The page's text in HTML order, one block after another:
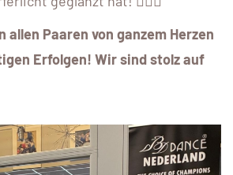
Paaren von ganzem Herzen
Erfolgen! Wir sind stolz auf